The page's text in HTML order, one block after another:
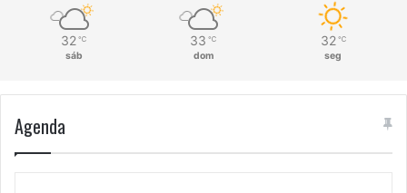
32 ℃
sáb
33 ℃
dom
32 ℃
seg
Agenda